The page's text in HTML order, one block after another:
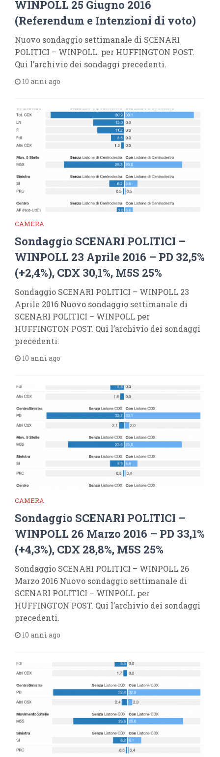
WINPOLL 25 Giugno 2016
(Referendum e Intenzioni di voto)
Nuovo sondaggio settimanale di SCENARI
POLITICI – WINPOLL. per HUFFINGTON POST.
Qui l’archivio dei sondaggi precedenti.
10 anni ago
CAMERA
Sondaggio SCENARI POLITICI –
WINPOLL 23 Aprile 2016 – PD 32,5%
(+2,4%), CDX 30,1%, M5S 25%
Sondaggio SCENARI POLITICI – WINPOLL 23
Aprile 2016 Nuovo sondaggio settimanale di
SCENARI POLITICI – WINPOLL per
HUFFINGTON POST. Qui l’archivio dei sondaggi
precedenti.
10 anni ago
CAMERA
Sondaggio SCENARI POLITICI –
WINPOLL 26 Marzo 2016 – PD 33,1%
(+4,3%), CDX 28,8%, M5S 25%
Sondaggio SCENARI POLITICI – WINPOLL 26
Marzo 2016 Nuovo sondaggio settimanale di
SCENARI POLITICI – WINPOLL per
HUFFINGTON POST. Qui l’archivio dei sondaggi
precedenti.
10 anni ago